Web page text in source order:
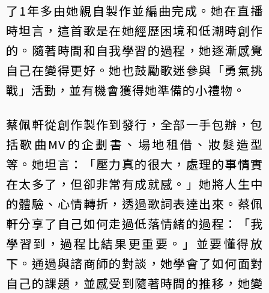
了1年多由她親自製作並編曲完成。她在直播
時坦言，這首歌是在她經歷困境和低潮時創作
的。隨著時間和自我學習的過程，她逐漸感覺
自己在變得更好。她也鼓勵歌迷參與「勇氣挑
戰」活動，並有機會獲得她準備的小禮物。
蔡佩軒從創作製作到發行，全部一手包辦，包
括歌曲MV的企劃書、場地租借、妝髮造型
等。她坦言：「壓力真的很大，處理的事情實
在太多了，但卻非常有成就感。」她將人生中
的體驗、心情轉折，透過歌詞表達出來。蔡佩
軒分享了自己如何走過低落情緒的過程：「我
學習到，過程比結果更重要。」並要懂得放
下。通過與諮商師的對談，她學會了如何面對
自己的課題，並感受到隨著時間的推移，她變